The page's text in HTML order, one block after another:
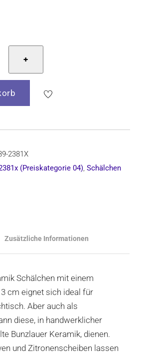
+
2381X
(Preiskategorie 04),Schälchen
Zusätzliche Informationen
Schälchen mit einem
cm eignet sich ideal für
Aber auch als
diese, in handwerklicher
Bunzlauer Keramik, dienen.
und Zitronenscheiben lassen